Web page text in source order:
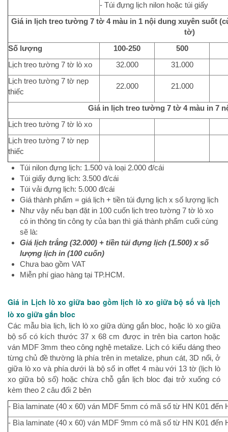
- Túi đựng lịch nilon hoặc túi giấy
Giá in lịch treo tường 7 tờ 4 màu in 1 nội dung xuyên suốt
tờ)
Số lượng
100-250
500
Lịch treo tường 7 tờ lò xo
32.000
31.000
Lịch treo tường 7 tờ nẹp
thiếc
22.000 21.000
Giá in lịch treo tường 7 tờ 4 màu in 7
Lịch treo tường 7 tờ lò xo
Lịch treo tường 7 tờ nẹp
thiếc
Túi nilon đựng lịch: 1.500 và loại 2.000 đ/cái
Túi giấy đựng lịch: 3.500 đ/cái
Túi vải đựng lịch: 5.000 đ/cái
Giá thành phẩm = giá lịch + tiền túi đựng lịch x số lượng lịch
Như vậy nếu bạn đặt in 100 cuốn lịch treo tường 7 tờ lò xo
có in thông tin công ty của bạn thì giá thành phẩm cuối cùng
sẽ là:
Giá lịch trắng (32.000) + tiền túi đựng lịch (1.500) x số
lượng lịch in (100 cuốn)
Chưa bao gồm VAT
Miễn phí giao hàng tại TP.HCM.
Giá in Lịch lò xo giữa bao gồm lịch lò xo giữa bộ số và lịch
lò xo giữa gắn bloc
Các mẫu bìa lịch, lịch lò xo giữa dùng gắn bloc, hoặc lò xo giữa
bộ số có kích thước 37 x 68 cm được in trên bìa carton hoặc
ván MDF 3mm theo công nghệ metalize. Lịch có kiểu dáng theo
từng chủ đề thường là phía trên in metalize, phun cát, 3D nổi, ở
giữa lò xo và phía dưới là bộ số in offet 4 màu với 13 tờ (lịch lò
xo giữa bộ số) hoặc chừa chỗ gắn lịch bloc đại trở xuống có
kèm theo 2 câu đối 2 bên
- Bìa laminate (40 x 60) ván MDF 5mm có mã số từ HN K01 đến
- Bìa laminate (40 x 60) ván MDF 9mm có mã số từ HN K01 đến